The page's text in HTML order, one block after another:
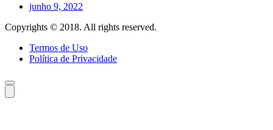
junho 9, 2022
Copyrights © 2018. All rights reserved.
Termos de Uso
Política de Privacidade